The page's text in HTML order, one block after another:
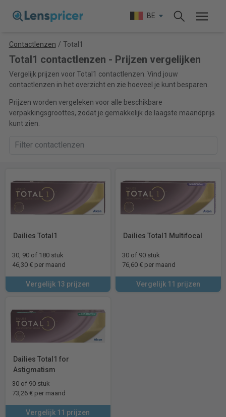
BE
Contactlenzen / Total1
Total1 contactlenzen - Prijzen vergelijken
Vergelijk prijzen voor Total1 contactlenzen. Vind jouw
contactlenzen in het overzicht en zie hoeveel je kunt besparen.
Prijzen worden vergeleken voor alle beschikbare
verpakkingsgroottes, zodat je gemakkelijk de laagste maandprijs
kunt zien.
Dailies Total1
30, 90 of 180 stuk
46,30 € per maand
Vergelijk 13 prijzen
Dailies Total1 Multifocal
30 of 90 stuk
76,60 € per maand
Vergelijk 11 prijzen
Dailies Total1 for
Astigmatism
30 of 90 stuk
73,26 € per maand
Vergelijk 11 prijzen